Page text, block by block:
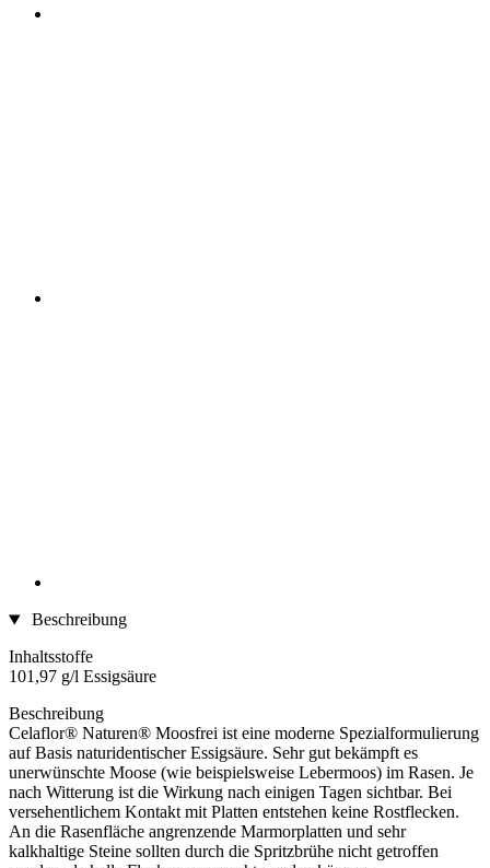
Beschreibung
Inhaltsstoffe
101,97 g/l Essigsäure
Beschreibung
Celaflor® Naturen® Moosfrei ist eine moderne Spezialformulierung
auf Basis naturidentischer Essigsäure. Sehr gut bekämpft es
unerwünschte Moose (wie beispielsweise Lebermoos) im Rasen. Je
nach Witterung ist die Wirkung nach einigen Tagen sichtbar. Bei
versehentlichem Kontakt mit Platten entstehen keine Rostflecken.
An die Rasenfläche angrenzende Marmorplatten und sehr
kalkhaltige Steine sollten durch die Spritzbrühe nicht getroffen